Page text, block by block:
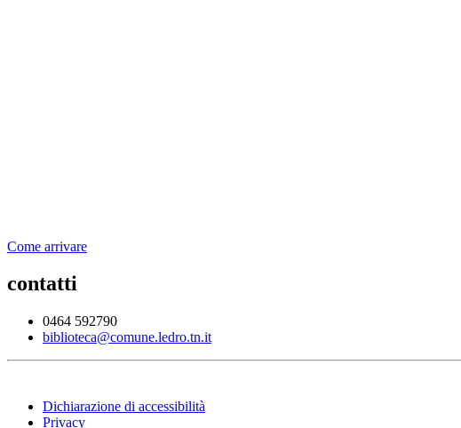
Come arrivare
contatti
0464 592790
biblioteca@comune.ledro.tn.it
Dichiarazione di accessibilità
Privacy